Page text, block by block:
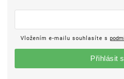
Vložením e-mailu souhlasíte s
Přihlásit